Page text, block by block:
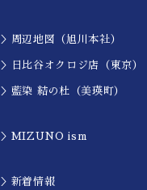
＞周辺地図（旭川本社）
＞日比谷オクロジ店（東京）
＞藍染 結の杜（美瑛町）
＞MIZUNO ism
＞新着情報